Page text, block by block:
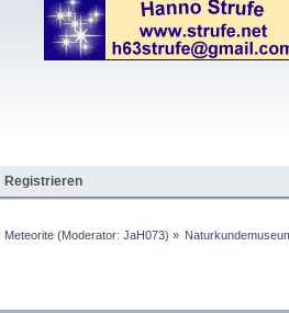
Registrieren
Meteorite(Moderator: JaH073) »